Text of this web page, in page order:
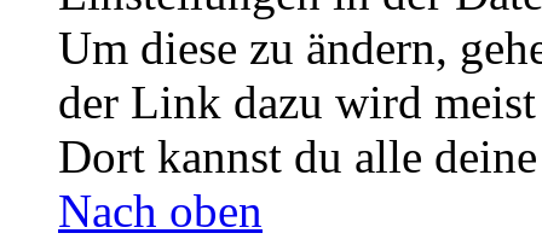
Um diese zu ändern,
der Link dazu wird
Dort kannst du alle
Nach oben